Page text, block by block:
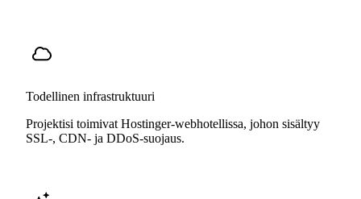
Todellinen infrastruktuuri
Projektisi toimivat Hostinger-webhotellissa, johon sisältyy
SSL-, CDN- ja DDoS-suojaus.